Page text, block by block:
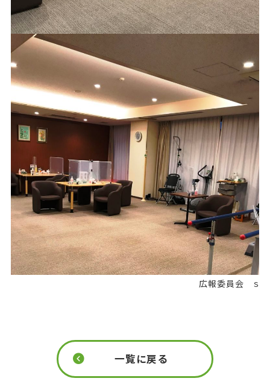
広報委員会 ｓ
一覧に戻る